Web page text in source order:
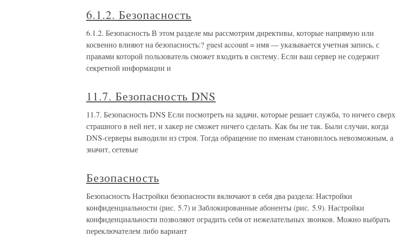
6.1.2. Безопасность
6.1.2. Безопасность В этом разделе мы рассмотрим директивы, которые напрямую или
косвенно влияют на безопасность:? guest account = имя — указывается учетная запись, с
правами которой пользователь сможет входить в систему. Если ваш сервер не содержит
секретной информации и
11.7. Безопасность DNS
11.7. Безопасность DNS Если посмотреть на задачи, которые решает служба, то ничего сверх
страшного в ней нет, и хакер не сможет ничего сделать. Как бы не так. Были случаи, когда
DNS-серверы выводили из строя. Тогда обращение по именам становилось невозможным, а
значит, сетевые
Безопасность
Безопасность Настройки безопасности включают в себя два раздела: Настройки
конфиденциальности (рис. 5.7) и Заблокированные абоненты (рис. 5.9). Настройки
конфиденциальности позволяют оградить себя от нежелательных звонков. Можно выбрать
переключателем либо вариант